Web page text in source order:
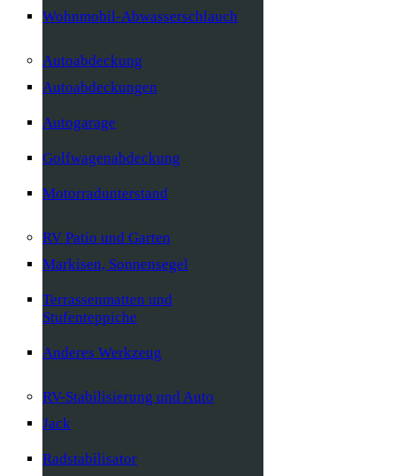
Wohnmobil-Abwasserschlauch
Autoabdeckung
Autoabdeckungen
Autogarage
Golfwagenabdeckung
Motorradunterstand
RV Patio und Garten
Markisen, Sonnensegel
Terrassenmatten und
Stufenteppiche
Anderes Werkzeug
RV-Stabilisierung und Auto
Jack
Radstabilisator